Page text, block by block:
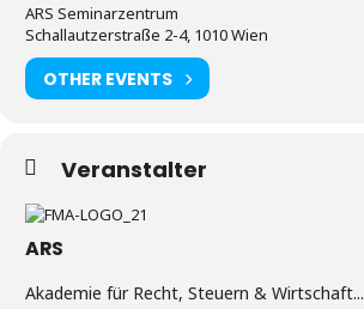
ARS Seminarzentrum
Schallautzerstraße 2-4, 1010 Wien
OTHER EVENTS
Veranstalter
ARS
Akademie für Recht, Steuern & Wirtschaft...